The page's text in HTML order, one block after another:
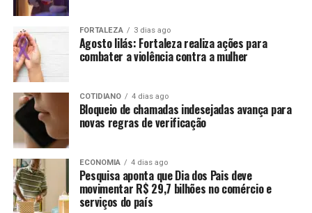
FORTALEZA 3 dias ago
Agosto lilás: Fortaleza realiza ações para
combater a violência contra a mulher
COTIDIANO 4 dias ago
Bloqueio de chamadas indesejadas avança para
novas regras de verificação
ECONOMIA 4 dias ago
Pesquisa aponta que Dia dos Pais deve
movimentar R$ 29,7 bilhões no comércio e
serviços do país